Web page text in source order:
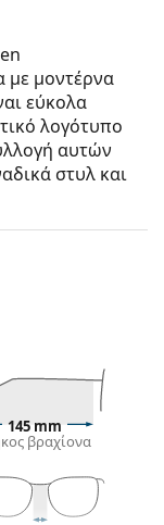
με μοντέρνα
εύκολα
λογότυπο
αυτών
στυλ και
είναι αντρικά
του
απόλυτα με
κόκκινα,
είναι η ιδανική
οβάλ ή
145 mm
βραχίονα